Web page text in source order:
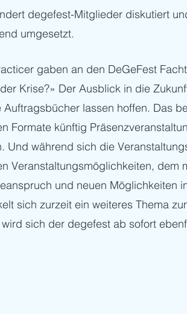
degefest-Mitglieder diskutiert
umgesetzt.
gaben an den DeGeFest
Krise?» Der Ausblick in die
Auftragsbücher lassen hoffen. Das
Formate künftig
Und während sich die
Veranstaltungsmöglichkeiten, dem
und neuen Möglichkeiten
sich zurzeit ein weiteres Thema
sich der degefest ab sofort